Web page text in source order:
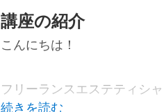
講座の紹介
こんにちは！
フリーランスエステティシャ